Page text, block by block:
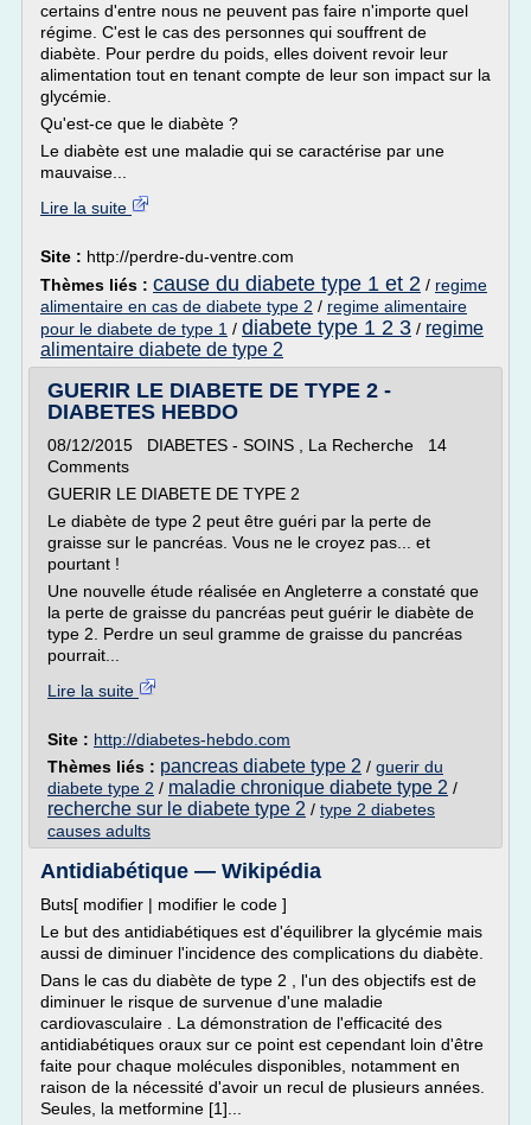
certains d'entre nous ne peuvent pas faire n'importe quel
régime. C'est le cas des personnes qui souffrent de
diabète. Pour perdre du poids, elles doivent revoir leur
alimentation tout en tenant compte de leur son impact sur la
glycémie.
Qu'est-ce que le diabète ?
Le diabète est une maladie qui se caractérise par une
mauvaise...
Lire la suite
Site : http://perdre-du-ventre.com
Thèmes liés : cause du diabete type 1 et 2 / regime
alimentaire en cas de diabete type 2 / regime alimentaire
pour le diabete de type 1 / diabete type 1 2 3 / regime
alimentaire diabete de type 2
GUERIR LE DIABETE DE TYPE 2 -
DIABETES HEBDO
08/12/2015 DIABETES - SOINS , La Recherche 14
Comments
GUERIR LE DIABETE DE TYPE 2
Le diabète de type 2 peut être guéri par la perte de
graisse sur le pancréas. Vous ne le croyez pas... et
pourtant !
Une nouvelle étude réalisée en Angleterre a constaté que
la perte de graisse du pancréas peut guérir le diabète de
type 2. Perdre un seul gramme de graisse du pancréas
pourrait...
Lire la suite
Site : http://diabetes-hebdo.com
Thèmes liés : pancreas diabete type 2 / guerir du
diabete type 2 / maladie chronique diabete type 2 /
recherche sur le diabete type 2 / type 2 diabetes
causes adults
Antidiabétique — Wikipédia
Buts[ modifier | modifier le code ]
Le but des antidiabétiques est d'équilibrer la glycémie mais
aussi de diminuer l'incidence des complications du diabète.
Dans le cas du diabète de type 2 , l'un des objectifs est de
diminuer le risque de survenue d'une maladie
cardiovasculaire . La démonstration de l'efficacité des
antidiabétiques oraux sur ce point est cependant loin d'être
faite pour chaque molécules disponibles, notamment en
raison de la nécessité d'avoir un recul de plusieurs années.
Seules, la metformine [1]...